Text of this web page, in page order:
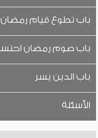
باب تطوع قيام رمضان
باب صوم رمضان
باب الدين يسر
الأسئلة